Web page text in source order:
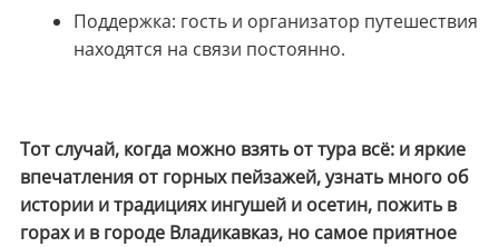
Поддержка: гость и организатор путешествия
находятся на связи постоянно.
Тот случай, когда можно взять от тура всё: и яркие
впечатления от горных пейзажей, узнать много об
истории и традициях ингушей и осетин, пожить в
горах и в городе Владикавказ, но самое приятное